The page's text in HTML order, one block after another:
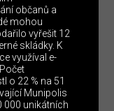
občanů a
mohou
vyřešit 12
skládky. K
využíval e-
o 22 % na 51
Munipolis
000 unikátních